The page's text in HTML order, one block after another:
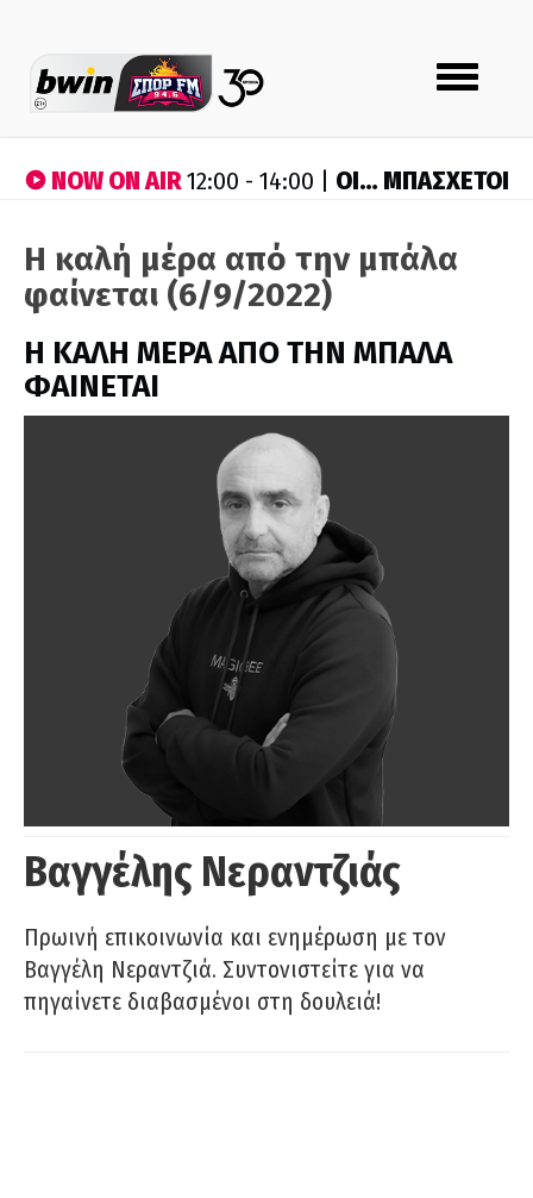
Toggle
navigation
NOW ON AIR12:00 - 14:00 | ΟΙ… ΜΠΑΣΧΕΤΟΙ
Η καλή μέρα από την μπάλα
φαίνεται (6/9/2022)
H ΚΑΛΗ ΜΕΡΑ ΑΠΟ ΤΗΝ ΜΠΑΛΑ
ΦΑΙΝΕΤΑΙ
Βαγγέλης Νεραντζιάς
Πρωινή επικοινωνία και ενημέρωση με τον
Βαγγέλη Νεραντζιά. Συντονιστείτε για να
πηγαίνετε διαβασμένοι στη δουλειά!